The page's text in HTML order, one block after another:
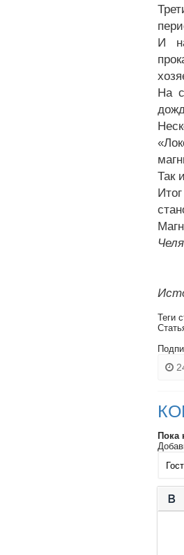
И
На
Так
Теги
Пока